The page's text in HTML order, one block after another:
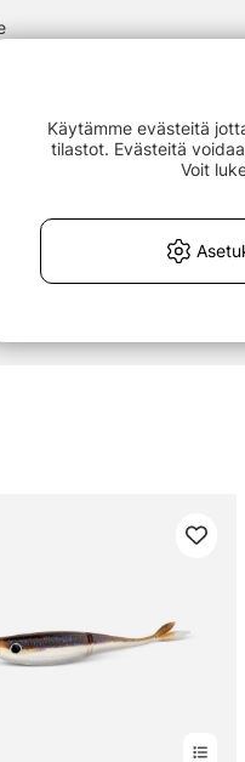
liikkeen
säätämisen
Käytämme evästeitä
tilastot. Evästeitä
Voit